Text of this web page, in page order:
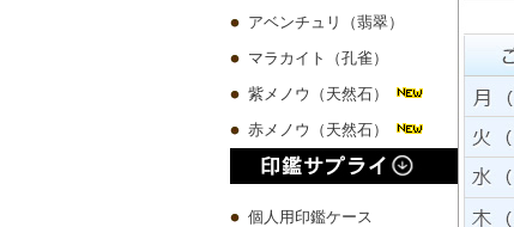
アベンチュリ（翡翠）
マラカイト（孔雀）
紫メノウ（天然石）
赤メノウ（天然石）
個人用印鑑ケース